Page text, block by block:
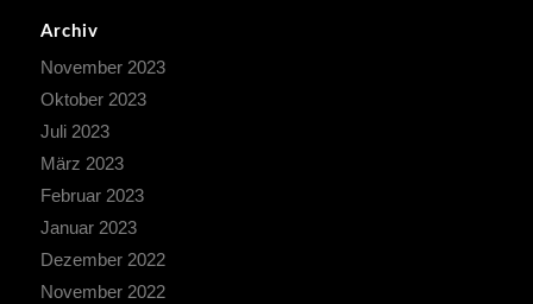
Archiv
November 2023
Oktober 2023
Juli 2023
März 2023
Februar 2023
Januar 2023
Dezember 2022
November 2022